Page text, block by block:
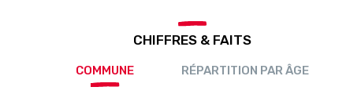
CHIFFRES & FAITS
COMMUNE RÉPARTITION PAR ÂGE